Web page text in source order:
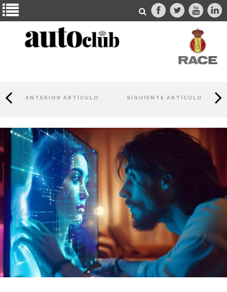
ANTERIOR ARTÍCULO SIGUIENTE ARTÍCULO